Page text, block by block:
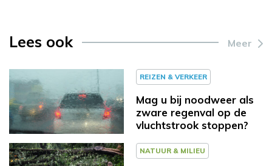
Lees ook Meer
REIZEN & VERKEER
Mag u bij noodweer als
zware regenval op de
vluchtstrook stoppen?
NATUUR & MILIEU